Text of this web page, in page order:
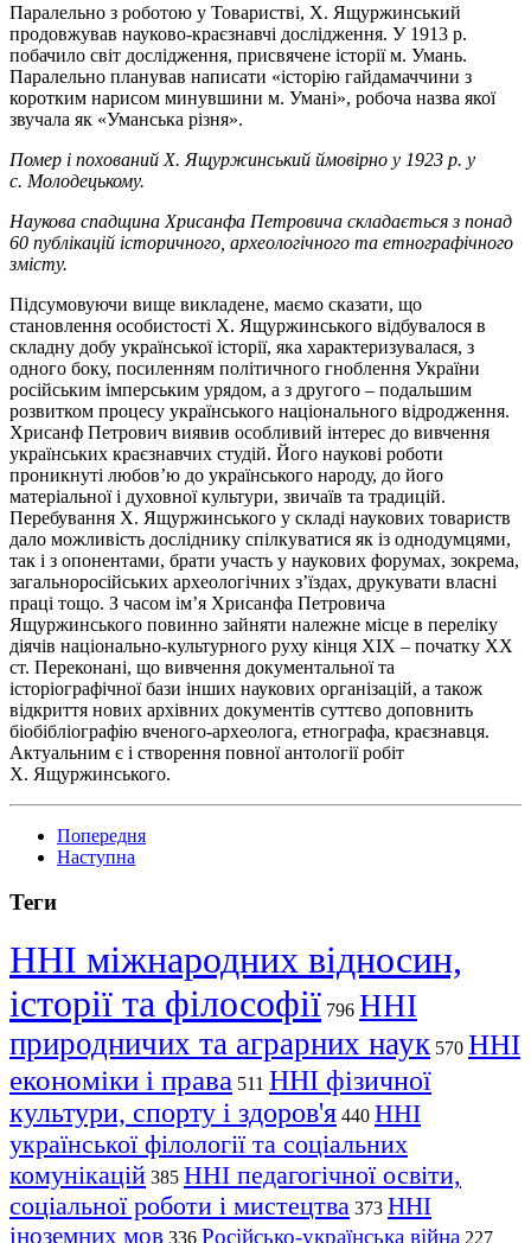
Паралельно з роботою у Товаристві, Х. Ящуржинський
продовжував науково-краєзнавчі дослідження. У 1913 р.
побачило світ дослідження, присвячене історії м. Умань.
Паралельно планував написати «історію гайдамаччини з
коротким нарисом минувшини м. Умані», робоча назва якої
звучала як «Уманська різня».
Помер і похований Х. Ящуржинський ймовірно у 1923 р. у
с. Молодецькому.
Наукова спадщина Хрисанфа Петровича складається з понад
60 публікацій історичного, археологічного та етнографічного
змісту.
Підсумовуючи вище викладене, маємо сказати, що
становлення особистості Х. Ящуржинського відбувалося в
складну добу української історії, яка характеризувалася, з
одного боку, посиленням політичного гноблення України
російським імперським урядом, а з другого – подальшим
розвитком процесу українського національного відродження.
Хрисанф Петрович виявив особливий інтерес до вивчення
українських краєзнавчих студій. Його наукові роботи
проникнуті любов’ю до українського народу, до його
матеріальної і духовної культури, звичаїв та традицій.
Перебування Х. Ящуржинського у складі наукових товариств
дало можливість досліднику спілкуватися як із однодумцями,
так і з опонентами, брати участь у наукових форумах, зокрема,
загальноросійських археологічних з’їздах, друкувати власні
праці тощо. З часом ім’я Хрисанфа Петровича
Ящуржинського повинно зайняти належне місце в переліку
діячів національно-культурного руху кінця ХІХ – початку ХХ
ст. Переконані, що вивчення документальної та
історіографічної бази інших наукових організацій, а також
відкриття нових архівних документів суттєво доповнить
біобібліографію вченого-археолога, етнографа, краєзнавця.
Актуальним є і створення повної антології робіт
Х. Ящуржинського.
Попередня
Наступна
Теги
ННІ міжнародних відносин,
історії та філософії 796 ННІ
природничих та аграрних наук 570 ННІ
економіки і права 511 ННІ фізичної
культури, спорту і здоров'я 440 ННІ
української філології та соціальних
комунікацій 385 ННІ педагогічної освіти,
соціальної роботи і мистецтва 373 ННІ
іноземних мов 336 Російсько-українська війна 227